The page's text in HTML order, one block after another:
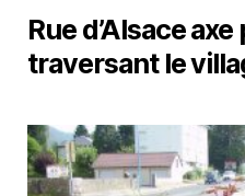
Rue d’Alsace
traversant le